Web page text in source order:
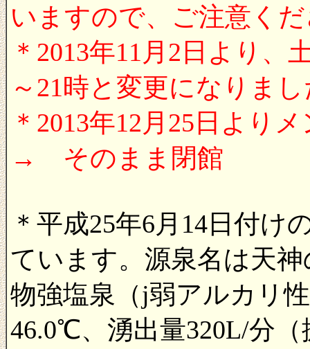
いますので、ご注意く
＊2013年11月2日より、
～21時と変更になりま
＊2013年12月25日よ
→ そのまま閉館
＊平成25年6月14日付け
ています。源泉名は天
物強塩泉（j弱アルカリ
46.0℃、湧出量320L/分